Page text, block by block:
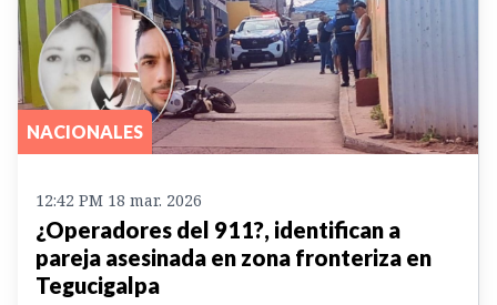
NACIONALES
12:42 PM 18 mar. 2026
¿Operadores del 911?, identifican a
pareja asesinada en zona fronteriza en
Tegucigalpa